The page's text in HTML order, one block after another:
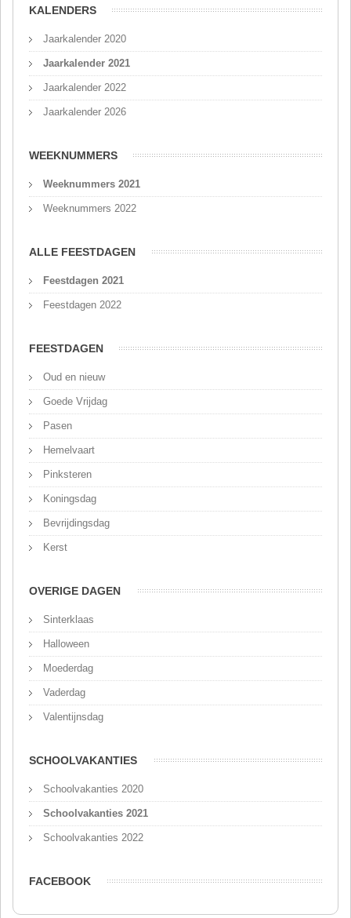
KALENDERS
Jaarkalender 2020
Jaarkalender 2021
Jaarkalender 2022
Jaarkalender 2026
WEEKNUMMERS
Weeknummers 2021
Weeknummers 2022
ALLE FEESTDAGEN
Feestdagen 2021
Feestdagen 2022
FEESTDAGEN
Oud en nieuw
Goede Vrijdag
Pasen
Hemelvaart
Pinksteren
Koningsdag
Bevrijdingsdag
Kerst
OVERIGE DAGEN
Sinterklaas
Halloween
Moederdag
Vaderdag
Valentijnsdag
SCHOOLVAKANTIES
Schoolvakanties 2020
Schoolvakanties 2021
Schoolvakanties 2022
FACEBOOK